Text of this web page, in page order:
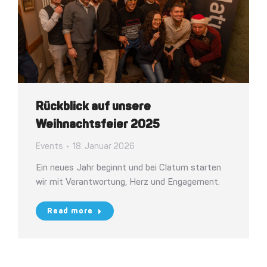
Rückblick auf unsere
Weihnachtsfeier 2025
Events 18. Januar 2026
Ein neues Jahr beginnt und bei Clatum starten
wir mit Verantwortung, Herz und Engagement.
Read more